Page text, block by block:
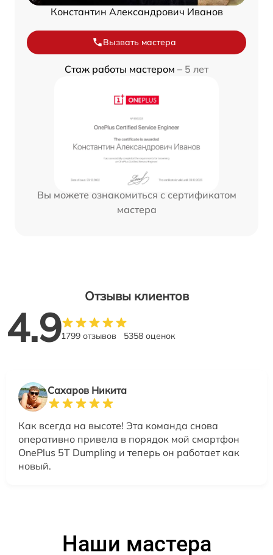
Константин Александрович Иванов
Вызвать мастера
Стаж работы мастером – 5 лет
Вы можете ознакомиться с сертификатом
мастера
Отзывы клиентов
4.91799 отзывов 5358 оценок
Сахаров Никита
Как всегда на высоте! Эта команда снова
оперативно привела в порядок мой смартфон
OnePlus 5T Dumpling и теперь он работает как
новый.
Наши мастера